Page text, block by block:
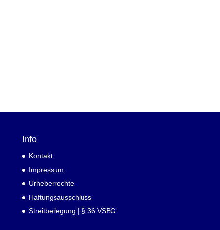
Info
Kontakt
Impressum
Urheberrechte
Haftungsausschluss
Streitbeilegung | § 36 VSBG